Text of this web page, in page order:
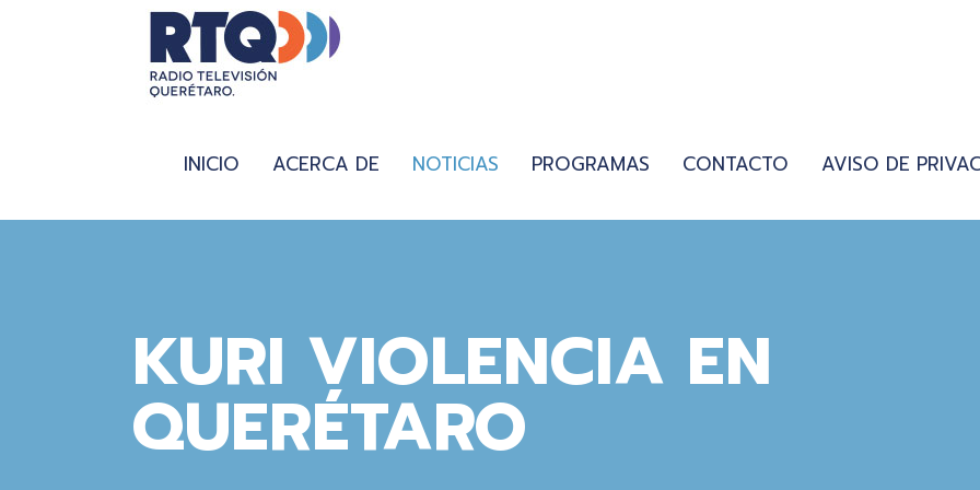
INICIO ACERCA DE NOTICIAS PROGRAMAS CONTACTO AVISO DE
KURI VIOLENCIA EN
QUERÉTARO